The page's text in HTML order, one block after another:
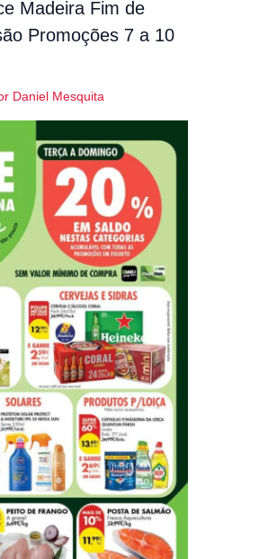
Madeira Fim de
Promoções 7 a 10
Daniel Mesquita